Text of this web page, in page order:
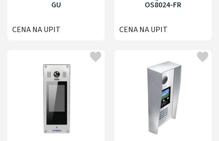
GU
CENA NA UPIT
OS8024-FR
CENA NA UPIT